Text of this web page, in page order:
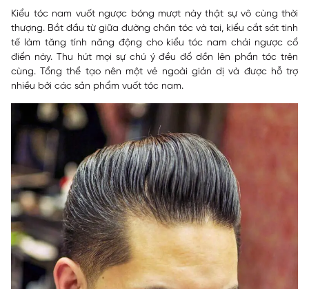
Kiểu tóc nam vuốt ngược bóng mượt này thật sự vô cùng thời
thượng. Bắt đầu từ giữa đường chân tóc và tai, kiểu cắt sát tinh
tế làm tăng tính năng động cho kiểu tóc nam chải ngược cổ
điển này. Thu hút mọi sự chú ý đều đổ dồn lên phần tóc trên
cùng. Tổng thể tạo nên một vẻ ngoài giản dị và được hỗ trợ
nhiều bởi các sản phẩm vuốt tóc nam.